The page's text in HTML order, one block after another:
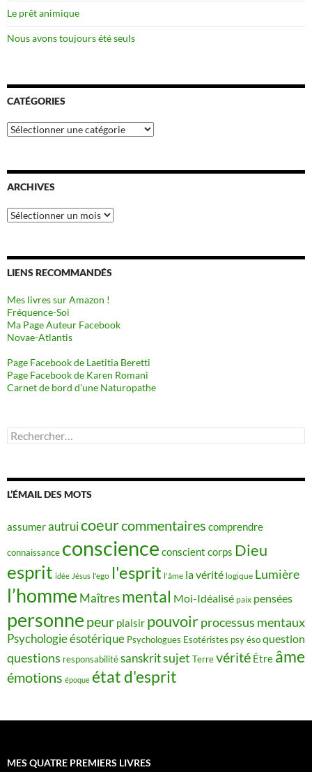
Le prêt animique
Nous avons toujours été seuls
CATÉGORIES
Catégories
ARCHIVES
Archives
LIENS RECOMMANDÉS
Mes livres sur Amazon !
Fréquence-Soi
Ma Page Auteur Facebook
Novae-Atlantis
Page Facebook de Laetitia Beretti
Page Facebook de Karen Romani
Carnet de bord d’une Naturopathe
Rechercher :
L’ÉMAIL DES MOTS
assumerautruicoeurcommentaires comprendre
connaissance conscience conscient corps Dieu
esprit idée Jésus l'ego l'esprit l'âme la vérité logique Lumière
l’homme Maîtres mental Moi-Idéalisé paix pensées
personne peur plaisir pouvoirprocessus mentaux
Psychologie ésotérique Psychologues Esotéristes psy ésoquestion
questions responsabilitésanskritsujet Terrevérité Être âme
émotions époque état d'esprit
MES QUATRE PREMIERS LIVRES